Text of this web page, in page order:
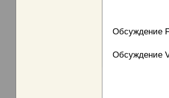
Обсуждение
Обсуждение